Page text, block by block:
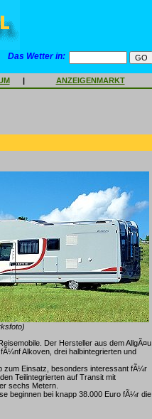
Das Wetter in:
| ANZEIGENMARKT
Der Hersteller aus dem AllgÃ¤u
Alkoven, drei halbintegrierten und
zum Einsatz, besonders interessant fÃ¼r
Teilintegrierten auf Transit mit
sechs Metern.
beginnen bei knapp 38.000 Euro fÃ¼r die